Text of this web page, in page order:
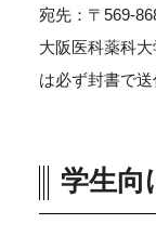
宛先：〒569-
大阪医科薬科
は必ず封書で送
学生向